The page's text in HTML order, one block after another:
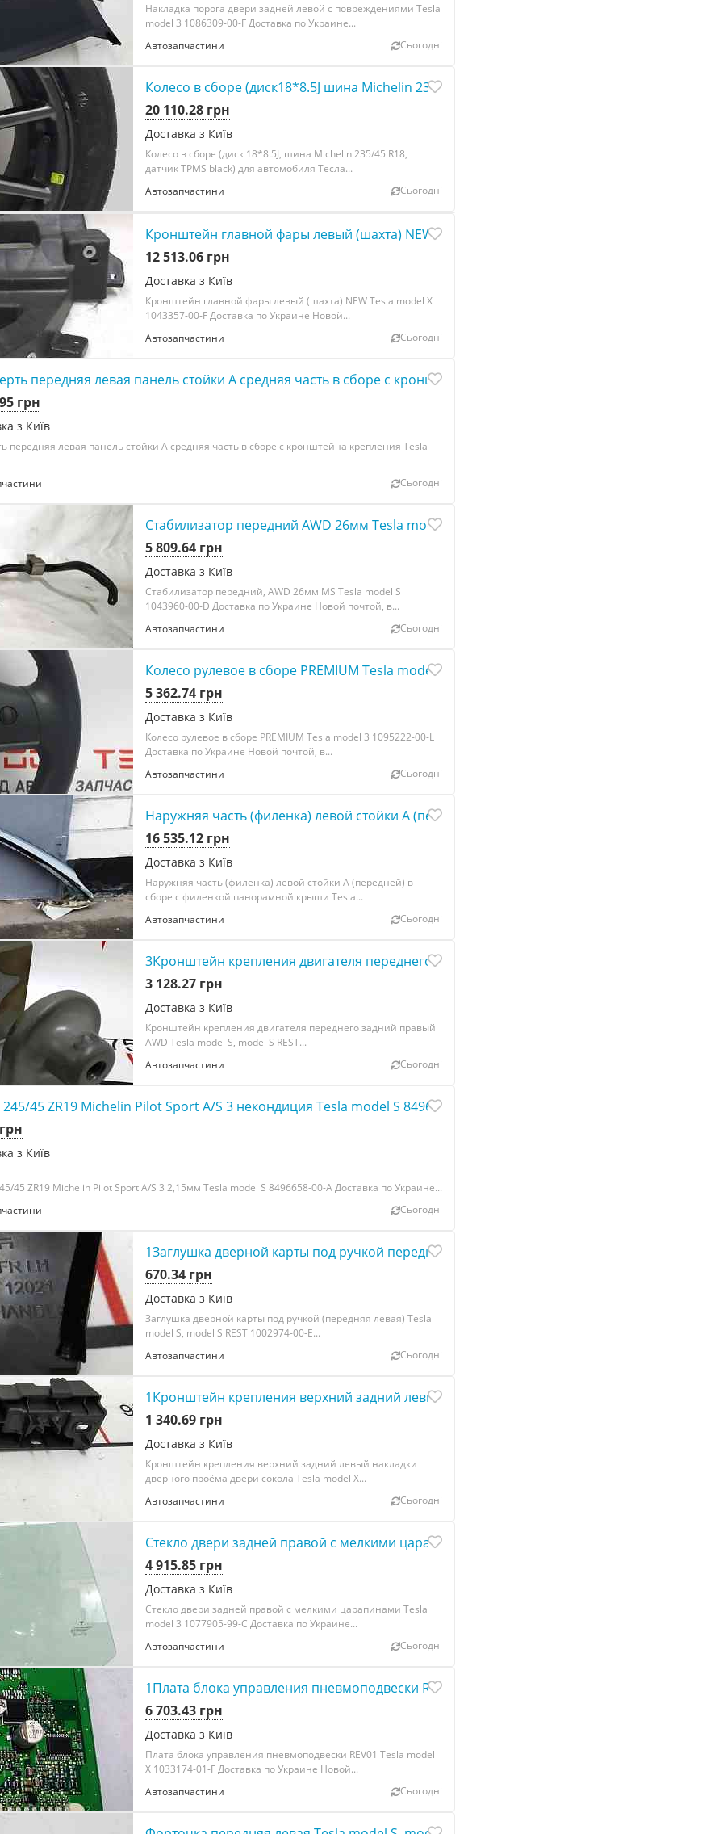
Накладка порога двери задней левой с повреждениями Tesla
model 3 1086309-00-F Доставка по Украине...
Автозапчастини
Сьогодні
Колесо в сборе (диск18*8.5J шина Michelin 235/4R18 датчик TPMS black) Tesla model 3
20 110.28 грн
Доставка з Київ
Колесо в сборе (диск 18*8.5J, шина Michelin 235/45 R18,
датчик TPMS black) для автомобиля Тесла...
Автозапчастини
Сьогодні
Кронштейн главной фары левый (шахта) NEW Tesla model X 1043357-00-F
12 513.06 грн
Доставка з Київ
Кронштейн главной фары левый (шахта) NEW Tesla model X
1043357-00-F Доставка по Украине Новой...
Автозапчастини
Сьогодні
передняя левая панель стойки A средняя часть в сборе с кронштейном крепления Tesla model X
грн
з Київ
передняя левая панель стойки A средняя часть в сборе с кронштейна крепления Tesla
Сьогодні
Стабилизатор передний AWD 26мм Tesla model S 1043960-00-D
5 809.64 грн
Доставка з Київ
Стабилизатор передний, AWD 26мм MS Tesla model S
1043960-00-D Доставка по Украине Новой почтой, в...
Автозапчастини
Сьогодні
Колесо рулевое в сборе PREMIUM Tesla model 3 1095222-00-L
5 362.74 грн
Доставка з Київ
Колесо рулевое в сборе PREMIUM Tesla model 3 1095222-00-L
Доставка по Украине Новой почтой, в...
Автозапчастини
Сьогодні
Наружняя часть (филенка) левой стойки А (передней) в сборе с филенкой панорамной
16 535.12 грн
Доставка з Київ
Наружняя часть (филенка) левой стойки А (передней) в
сборе с филенкой панорамной крыши Tesla...
Автозапчастини
Сьогодні
3Кронштейн крепления двигателя переднего задний правый AWD Tesla model S, model S
3 128.27 грн
Доставка з Київ
Кронштейн крепления двигателя переднего задний правый
AWD Tesla model S, model S REST...
Автозапчастини
Сьогодні
45 ZR19 Michelin Pilot Sport A/S 3 некондиция Tesla model S 8496658-00-A
з Київ
45 ZR19 Michelin Pilot Sport A/S 3 2,15мм Tesla model S 8496658-00-A Доставка по Украине...
Сьогодні
1Заглушка дверной карты под ручкой передняя левая Tesla model S, model S REST
670.34 грн
Доставка з Київ
Заглушка дверной карты под ручкой (передняя левая) Tesla
model S, model S REST 1002974-00-E...
Автозапчастини
Сьогодні
1Кронштейн крепления верхний задний левый накладки дверного проёма двери сокола
1 340.69 грн
Доставка з Київ
Кронштейн крепления верхний задний левый накладки
дверного проёма двери сокола Tesla model X...
Автозапчастини
Сьогодні
Стекло двери задней правой с мелкими царапинами Tesla model 3 1077905-99-C
4 915.85 грн
Доставка з Київ
Стекло двери задней правой с мелкими царапинами Tesla
model 3 1077905-99-C Доставка по Украине...
Автозапчастини
Сьогодні
1Плата блока управления пневмоподвески REV01 Tesla model X 1033174-01-F
6 703.43 грн
Доставка з Київ
Плата блока управления пневмоподвески REV01 Tesla model
X 1033174-01-F Доставка по Украине Новой...
Автозапчастини
Сьогодні